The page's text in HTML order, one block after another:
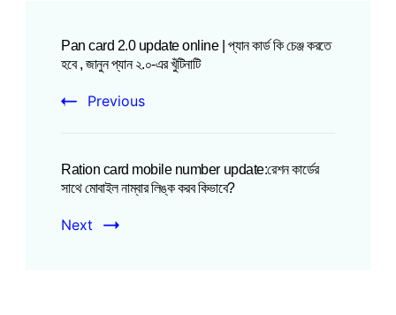
Pan card 2.0 update online | প্যান কার্ড কি চেঞ্জ করতে
হবে , জানুন প্যান ২.০-এর খুঁটিনাটি
Previous
Ration card mobile number update:রেশন কার্ডের
সাথে মোবাইল নাম্বার লিঙ্ক করব কিভাবে?
Next